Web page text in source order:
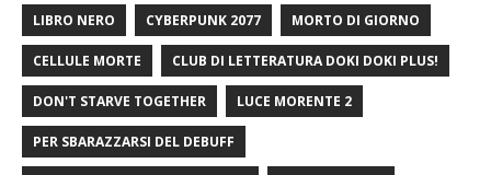
LIBRO NERO CYBERPUNK 2077 MORTO DI GIORNO
CELLULE MORTE CLUB DI LETTERATURA DOKI DOKI PLUS!
DON'T STARVE TOGETHER LUCE MORENTE 2
PER SBARAZZARSI DEL DEBUFF